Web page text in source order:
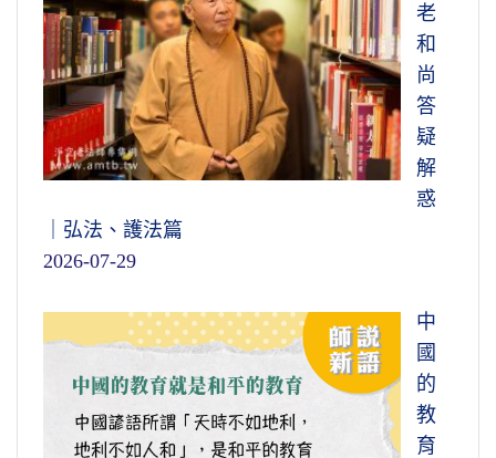
老
和
尚
答
疑
解
惑
｜弘法、護法篇
2026-07-29
中
國
的
教
育